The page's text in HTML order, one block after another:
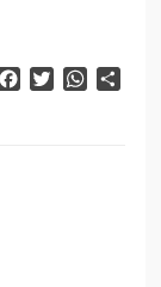
FacebookTwitter